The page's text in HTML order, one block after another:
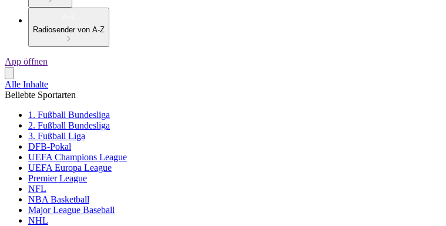
Radiosender von A-Z
App öffnen
Alle Inhalte
Beliebte Sportarten
1. Fußball Bundesliga
2. Fußball Bundesliga
3. Fußball Liga
DFB-Pokal
UEFA Champions League
UEFA Europa League
Premier League
NFL
NBA Basketball
Major League Baseball
NHL